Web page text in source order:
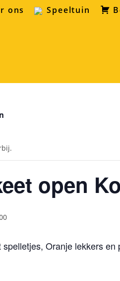
ons Speeltuin
open
Oranje lekkers en